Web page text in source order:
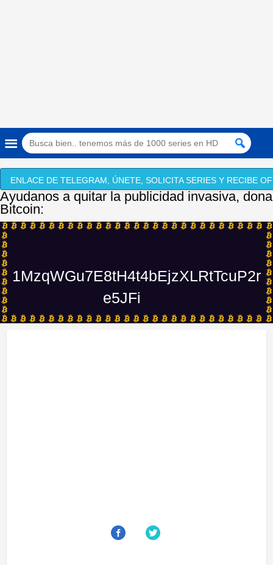
ENLACE DE TELEGRAM, ÚNETE, SOLICITA SERIES Y RECIBE
Ayudanos a quitar la publicidad invasiva, dona
Bitcoin:
1MzqWGu7E8tH4t4bEjzXLRtTcuP2r
e5JFi